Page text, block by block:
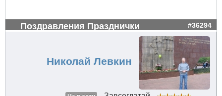
Поздравления Празднички #36294
Николай Левкин